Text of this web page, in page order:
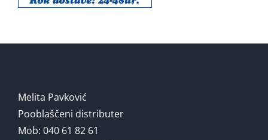
Melita Pavković
Pooblaščeni distributer
Mob: 040 61 82 61